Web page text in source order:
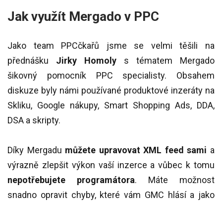
Jak využít Mergado v PPC
Jako team PPCčkařů jsme se velmi těšili na
přednášku Jirky Homoly s tématem Mergado
šikovný pomocník PPC specialisty. Obsahem
diskuze byly námi používané produktové inzeráty na
Skliku, Google nákupy, Smart Shopping Ads, DDA,
DSA a skripty.
Díky Mergadu můžete upravovat XML feed sami a
výrazně zlepšit výkon vaší inzerce a vůbec k tomu
nepotřebujete programátora. Máte možnost
snadno opravit chyby, které vám GMC hlásí a jako